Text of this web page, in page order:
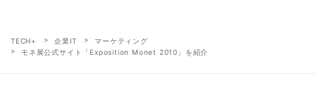
TECH+ 企業IT
マーケティング
モネ展公式サイト「Exposition Monet 2010」を紹介